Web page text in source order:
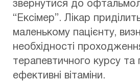
звернутися до
“Ексімер”. Лікар
маленькому пацієнту,
необхідності
терапевтичного курсу та
ефективні вітаміни.